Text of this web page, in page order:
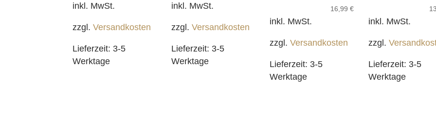
inkl. MwSt.
zzgl.Versandkosten
Lieferzeit: 3-5
Werktage
inkl. MwSt.
zzgl. Versandkosten
Lieferzeit: 3-5
Werktage
16,99€
inkl. MwSt.
zzgl.Versandkosten
Lieferzeit: 3-5
Werktage
inkl. MwSt.
zzgl.
Lieferzeit: 3-5
Werktage